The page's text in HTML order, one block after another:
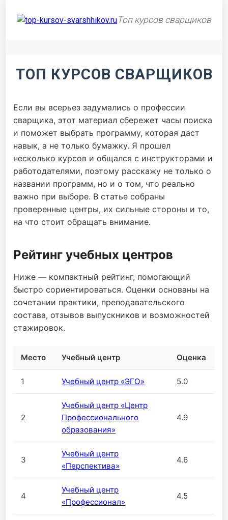
Топ курсов сварщиков
ТОП КУРСОВ СВАРЩИКОВ
Если вы всерьез задумались о профессии
сварщика, этот материал сбережет часы поиска
и поможет выбрать программу, которая даст
навык, а не только бумажку. Я прошел
несколько курсов и общался с инструкторами и
работодателями, поэтому расскажу не только о
названии программ, но и о том, что реально
важно при выборе. В статье собраны
проверенные центры, их сильные стороны и то,
на что стоит обращать внимание.
Рейтинг учебных центров
Ниже — компактный рейтинг, помогающий
быстро сориентироваться. Оценки основаны на
сочетании практики, преподавательского
состава, отзывов выпускников и возможностей
стажировок.
Место Учебный центр Оценка
1 Учебный центр «ЭГО» 5.0
2
Учебный центр «Центр
Профессионального
образования»
4.9
3
Учебный центр
«Перспектива»
4.6
4
Учебный центр
«Профессионал»
4.5